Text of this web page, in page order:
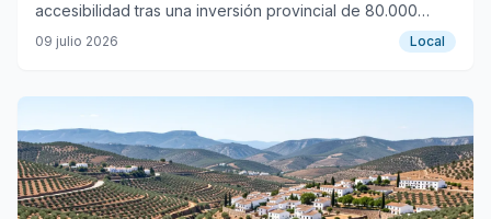
accesibilidad tras una inversión provincial de 80.000
euros.
09 julio 2026 Local